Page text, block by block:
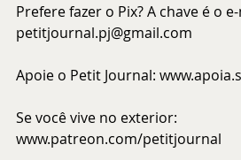
Prefere fazer o Pix? A chave é o
petitjournal.pj@gmail.com
Apoie o Petit Journal:
Se você vive no exterior:
www.patreon.com/petitjournal